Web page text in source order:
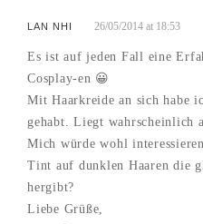
LAN NHI 26/05/2014 at 18:53
Es ist auf jeden Fall eine
Cosplay-en 😀
Mit Haarkreide an sich habe
gehabt. Liegt wahrscheinlich
Mich würde wohl
Tint auf dunklen Haaren die
hergibt?
Liebe Grüße,